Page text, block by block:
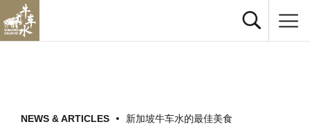
NEWS & ARTICLES 新加坡牛车水的最佳美食